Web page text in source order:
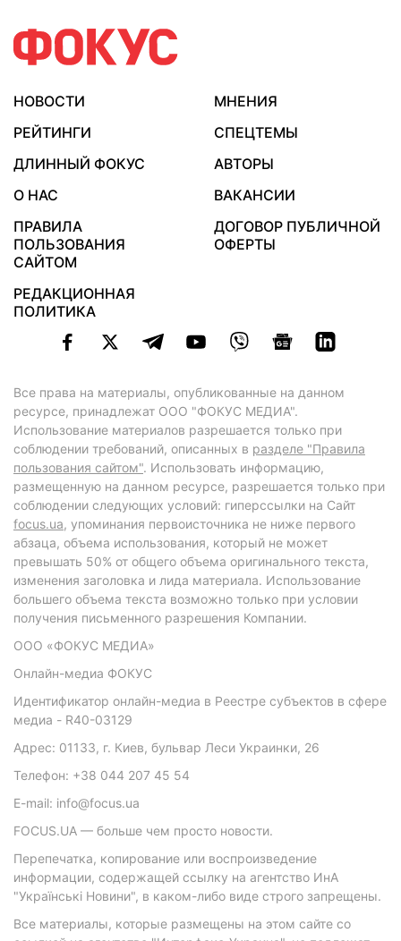
НОВОСТИ
МНЕНИЯ
РЕЙТИНГИ
СПЕЦТЕМЫ
ДЛИННЫЙ ФОКУС
АВТОРЫ
О НАС
ВАКАНСИИ
ПРАВИЛА
ПОЛЬЗОВАНИЯ
САЙТОМ
ДОГОВОР ПУБЛИЧНОЙ
ОФЕРТЫ
РЕДАКЦИОННАЯ
ПОЛИТИКА
Все права на материалы, опубликованные на данном
ресурсе, принадлежат ООО "ФОКУС МЕДИА".
Использование материалов разрешается только при
соблюдении требований, описанных в разделе "Правила
пользования сайтом". Использовать информацию,
размещенную на данном ресурсе, разрешается только при
соблюдении следующих условий: гиперссылки на Сайт
focus.ua, упоминания первоисточника не ниже первого
абзаца, объема использования, который не может
превышать 50% от общего объема оригинального текста,
изменения заголовка и лида материала. Использование
большего объема текста возможно только при условии
получения письменного разрешения Компании.
ООО «ФОКУС МЕДИА»
Онлайн-медиа ФОКУС
Идентификатор онлайн-медиа в Реестре субъектов в сфере
медиа - R40-03129
Адрес: 01133, г. Киев, бульвар Леси Украинки, 26
Телефон: +38 044 207 45 54
E-mail: info@focus.ua
FOCUS.UA — больше чем просто новости.
Перепечатка, копирование или воспроизведение
информации, содержащей ссылку на агентство ИнА
"Українські Новини", в каком-либо виде строго запрещены.
Все материалы, которые размещены на этом сайте со